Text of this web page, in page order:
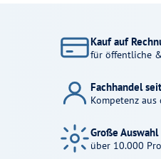
Kauf auf
für öffentliche
Fachhandel
Kompetenz aus
Große Auswahl
über 10.000